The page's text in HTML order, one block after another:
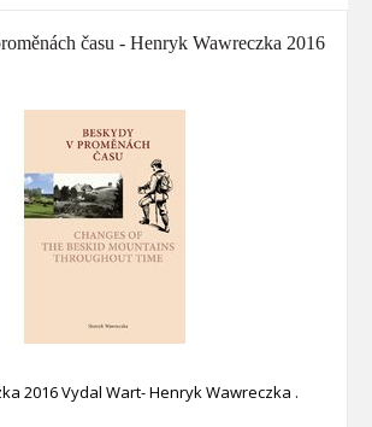
času - Henryk Wawreczka 2016
2016 Vydal Wart- Henryk Wawreczka .